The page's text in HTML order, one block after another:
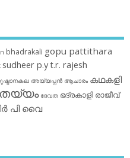
bhadrakali gopu pattithara
sudheer p.yt.r. rajesh
അയ്യപ്പന്‍ ആചാരം കഥകളി
ദേവത ഭദ്രകാളി രാജീവ്
പി വൈ